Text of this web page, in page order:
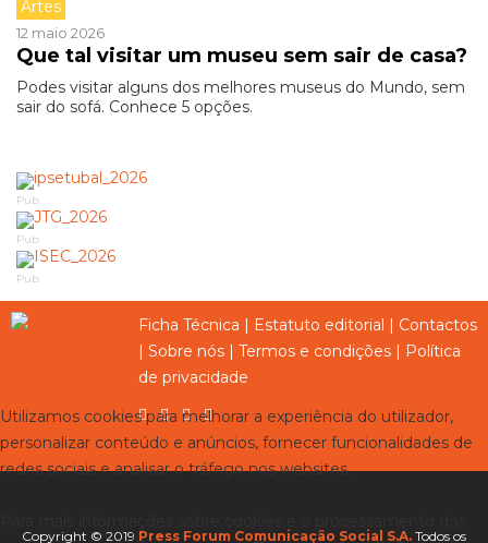
Artes
12 maio 2026
Que tal visitar um museu sem sair de casa?
Podes visitar alguns dos melhores museus do Mundo, sem
sair do sofá. Conhece 5 opções.
Pub
Pub
Pub
Ficha Técnica Estatuto editorial
Contactos
Sobre nós Termos e condições
Política
de privacidade
Copyright © 2019 Press Forum Comunicação Social S.A. Todos os
Utilizamos cookies para melhorar a experiência do utilizador,
personalizar conteúdo e anúncios, fornecer funcionalidades de
redes sociais e analisar o tráfego nos websites.